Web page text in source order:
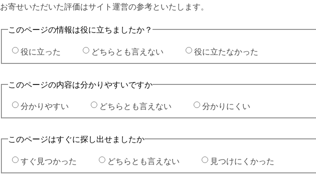
お寄せいただいた評価はサイト運営の参考といたします。
このページの情報は役に立ちましたか？
役に立った
どちらとも言えない 役に立たなかった
このページの内容は分かりやすいですか
分かりやすい
どちらとも言えない 分かりにくい
このページはすぐに探し出せましたか
すぐ見つかった
どちらとも言えない 見つけにくかった